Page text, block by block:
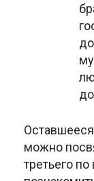
можно
третьего